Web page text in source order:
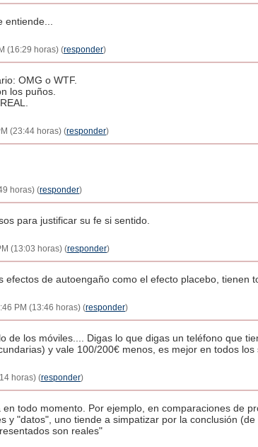
(16:29 horas) (responder)
OMG o WTF.
los puños.
(23:44 horas) (responder)
horas) (responder)
para justificar su fe si sentido.
(13:03 horas) (responder)
efectos de autoengaño como el efecto placebo, tienen
PM (13:46 horas) (responder)
de los móviles.... Digas lo que digas un teléfono que
y vale 100/200€ menos, es mejor en todos los
horas) (responder)
todo momento. Por ejemplo, en comparaciones de
y "datos", uno tiende a simpatizar por la conclusión
son reales"